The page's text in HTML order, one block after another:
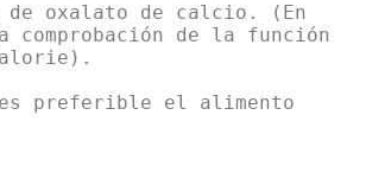
oxalato de calcio. (En
comprobación de la función
preferible el alimento